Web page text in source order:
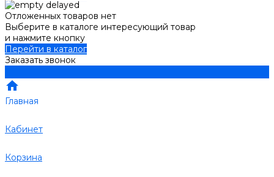
Отложенных товаров нет
Выберите в каталоге интересующий товар
и нажмите кнопку
Перейти в каталог
Заказать звонок
Главная
Кабинет
Корзина